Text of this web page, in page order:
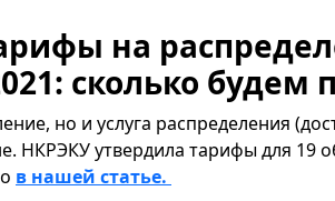
на
сколько будем
но и услуга распределения
НКРЭКУ утвердила тарифы для 19
в нашей статье.